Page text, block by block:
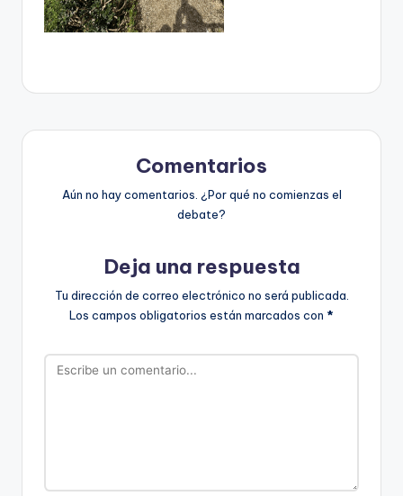
Comentarios
Aún no hay comentarios. ¿Por qué no comienzas el
debate?
Deja una respuesta
Tu dirección de correo electrónico no será publicada.
Los campos obligatorios están marcados con *